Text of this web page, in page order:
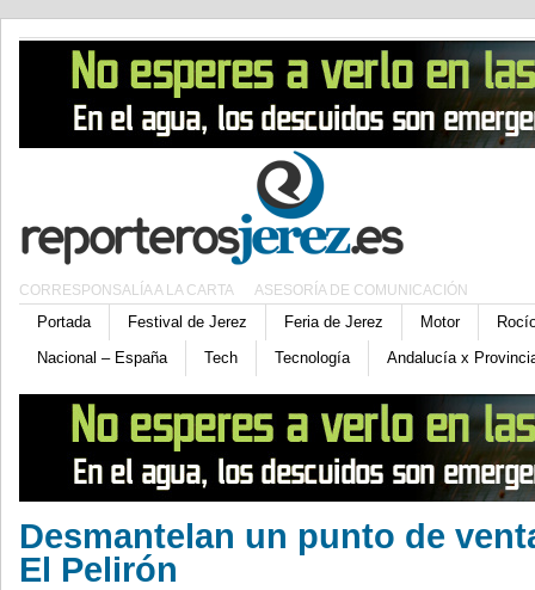
CORRESPONSALÍA A LA CARTA ASESORÍA DE COMUNICACIÓN
Portada Festival de Jerez Feria de Jerez Motor
Nacional – España
Tech Tecnología Andalucía x
Desmantelan un punto de
El Pelirón